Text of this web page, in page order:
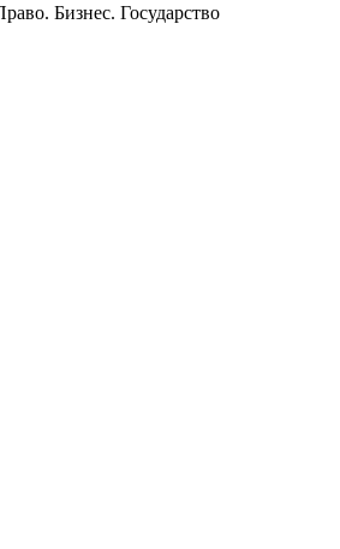
Бизнес. Государство